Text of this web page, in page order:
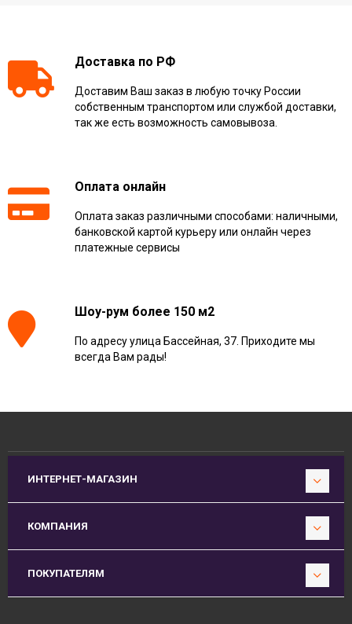
Доставка по РФ
Доставим Ваш заказ в любую точку России
собственным транспортом или службой доставки,
так же есть возможность самовывоза.
Оплата онлайн
Оплата заказ различными способами: наличными,
банковской картой курьеру или онлайн через
платежные сервисы
Шоу-рум более 150 м2
По адресу улица Бассейная, 37. Приходите мы
всегда Вам рады!
ИНТЕРНЕТ-МАГАЗИН
КОМПАНИЯ
ПОКУПАТЕЛЯМ